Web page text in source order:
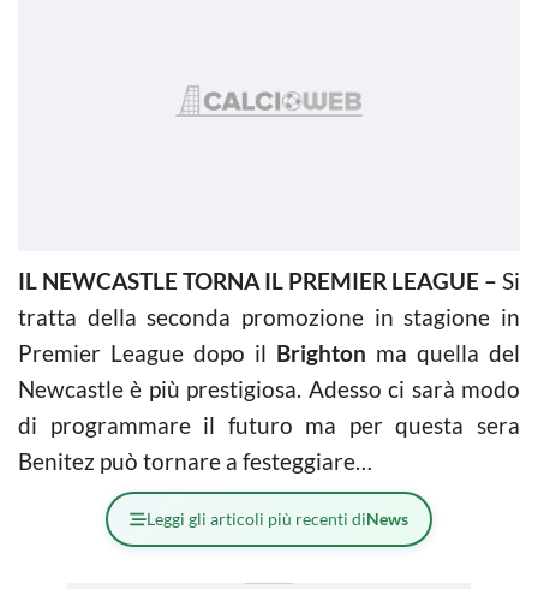
IL NEWCASTLE TORNA IL PREMIER LEAGUE – Si
tratta della seconda promozione in stagione in
Premier League dopo il Brighton ma quella del
Newcastle è più prestigiosa. Adesso ci sarà modo
di programmare il futuro ma per questa sera
Benitez può tornare a festeggiare…
Leggi gli articoli più recenti diNews